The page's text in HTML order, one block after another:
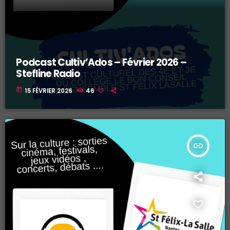
Podcast Cultiv’Ados – Février 2026 –
Stefline Radio
today 15 FÉVRIER 2026 46
insert_link